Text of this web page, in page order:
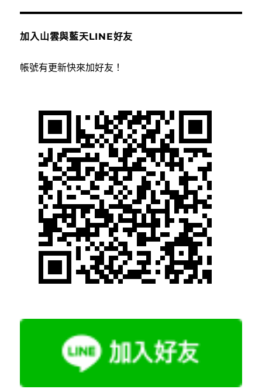
加入山雲與藍天LINE好友
帳號有更新快來加好友！